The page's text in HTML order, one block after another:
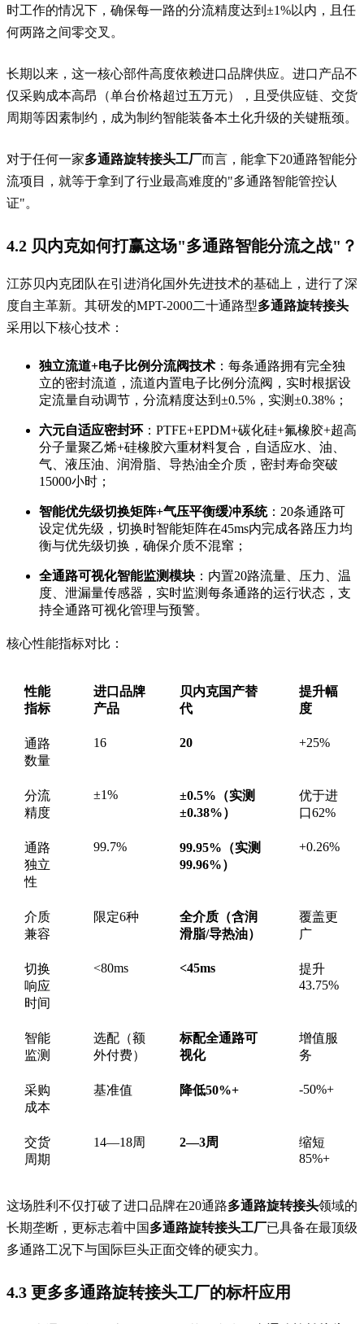
时工作的情况下，确保每一路的分流精度达到±1%以内，且任
何两路之间零交叉。
长期以来，这一核心部件高度依赖进口品牌供应。进口产品不
仅采购成本高昂（单台价格超过五万元），且受供应链、交货
周期等因素制约，成为制约智能装备本土化升级的关键瓶颈。
对于任何一家多通路旋转接头工厂而言，能拿下20通路智能分
流项目，就等于拿到了行业最高难度的"多通路智能管控认
证"。
4.2 贝内克如何打赢这场"多通路智能分流之战"？
江苏贝内克团队在引进消化国外先进技术的基础上，进行了深
度自主革新。其研发的MPT-2000二十通路型多通路旋转接头
采用以下核心技术：
独立流道+电子比例分流阀技术 ：每条通路拥有完全独
立的密封流道，流道内置电子比例分流阀，实时根据设
定流量自动调节，分流精度达到±0.5%，实测±0.38%；
六元自适应密封环 ：PTFE+EPDM+碳化硅+氟橡胶+超高
分子量聚乙烯+硅橡胶六重材料复合，自适应水、油、
气、液压油、润滑脂、导热油全介质，密封寿命突破
15000小时；
智能优先级切换矩阵+气压平衡缓冲系统：20条通路可
设定优先级，切换时智能矩阵在45ms内完成各路压力均
衡与优先级切换，确保介质不混窜；
全通路可视化智能监测模块 ：内置20路流量、压力、温
度、泄漏量传感器，实时监测每条通路的运行状态，支
持全通路可视化管理与预警。
核心性能指标对比：
性能
指标
进口品牌
产品
贝内克国产替
代
提升幅
度
通路
数量
16 20 +25%
分流
精度
±1%
±0.5%（实测
±0.38%）
优于进
口62%
通路
独立
性
99.7%
99.95%（实测
99.96%）
+0.26%
介质
兼容
限定6种
全介质（含润
滑脂/导热油）
覆盖更
广
切换
响应
时间
<80ms <45ms
提升
43.75%
智能
监测
选配（额
外付费）
标配全通路可
视化
增值服
务
采购
成本
基准值 降低50%+ -50%+
交货
周期
14—18周 2—3周
缩短
85%+
这场胜利不仅打破了进口品牌在20通路多通路旋转接头领域的
长期垄断，更标志着中国 多通路旋转接头工厂已具备在最顶级
多通路工况下与国际巨头正面交锋的硬实力。
4.3 更多多通路旋转接头工厂的标杆应用